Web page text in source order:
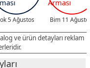
34,50 TL
29,50 TL
g
37,50 TL
69,00 TL
5 Ağustos Bim 11
ve ürün detayları reklam